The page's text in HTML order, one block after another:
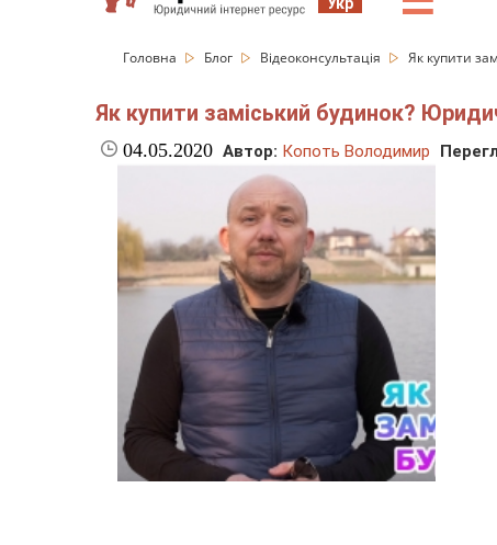
Головна Блог Відеоконсультація Як купити
Як купити заміський будинок?
04.05.2020 Автор: Копоть Володимир